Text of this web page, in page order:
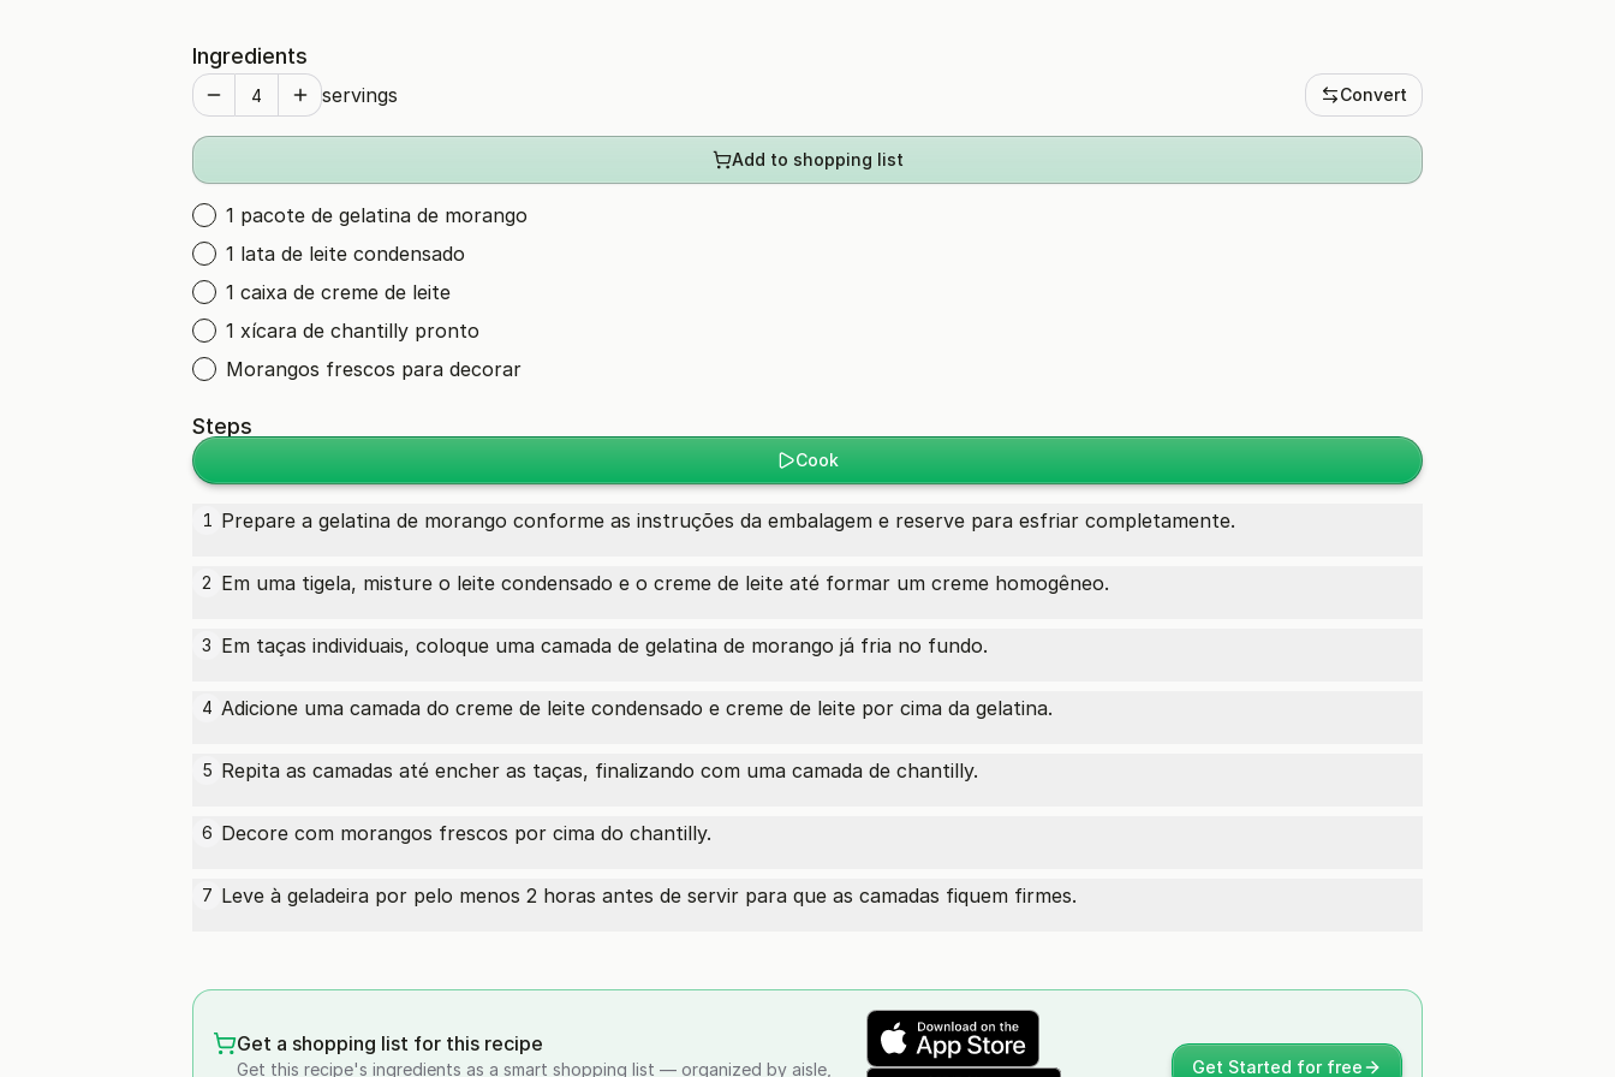
Ingredients
servings Convert
Add to shopping list
1 pacote de gelatina de morango
1 lata de leite condensado
1 caixa de creme de leite
1 xícara de chantilly pronto
Morangos frescos para decorar
Steps
Cook
1 Prepare a gelatina de morango conforme as instruções da embalagem e reserve para esfriar completamente.
2 Em uma tigela, misture o leite condensado e o creme de leite até formar um creme homogêneo.
3 Em taças individuais, coloque uma camada de gelatina de morango já fria no fundo.
4 Adicione uma camada do creme de leite condensado e creme de leite por cima da gelatina.
5 Repita as camadas até encher as taças, finalizando com uma camada de chantilly.
6 Decore com morangos frescos por cima do chantilly.
7 Leve à geladeira por pelo menos 2 horas antes de servir para que as camadas fiquem firmes.
Get a shopping list for this recipe
Get this recipe's ingredients as a smart shopping list — organized by aisle, Get Started for free